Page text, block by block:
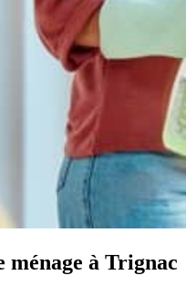
ménage à Trignac